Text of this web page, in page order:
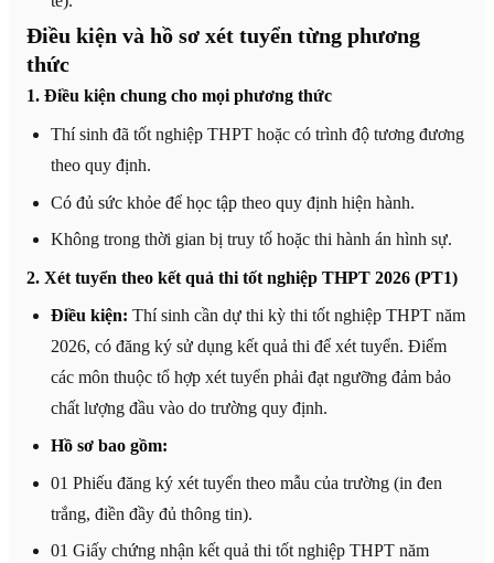
Điều kiện và hồ sơ xét tuyển từng phương
thức
1. Điều kiện chung cho mọi phương thức
Thí sinh đã tốt nghiệp THPT hoặc có trình độ tương đương
theo quy định.
Có đủ sức khỏe để học tập theo quy định hiện hành.
Không trong thời gian bị truy tố hoặc thi hành án hình sự.
2. Xét tuyển theo kết quả thi tốt nghiệp THPT 2026 (PT1)
Điều kiện: Thí sinh cần dự thi kỳ thi tốt nghiệp THPT năm
2026, có đăng ký sử dụng kết quả thi để xét tuyển. Điểm
các môn thuộc tổ hợp xét tuyển phải đạt ngưỡng đảm bảo
chất lượng đầu vào do trường quy định.
Hồ sơ bao gồm:
01 Phiếu đăng ký xét tuyển theo mẫu của trường (in đen
trắng, điền đầy đủ thông tin).
01 Giấy chứng nhận kết quả thi tốt nghiệp THPT năm